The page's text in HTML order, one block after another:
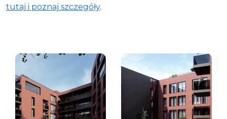
tutaj i poznaj szczegóły.